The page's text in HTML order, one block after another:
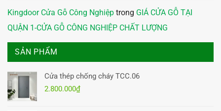
Kingdoor Cửa Gỗ Công Nghiệp trong GIÁ CỬA GỖ TẠI
QUẬN 1-CỬA GỖ CÔNG NGHIỆP CHẤT LƯỢNG
SẢN PHẨM
Cửa thép chống cháy TCC.06
2.800.000₫